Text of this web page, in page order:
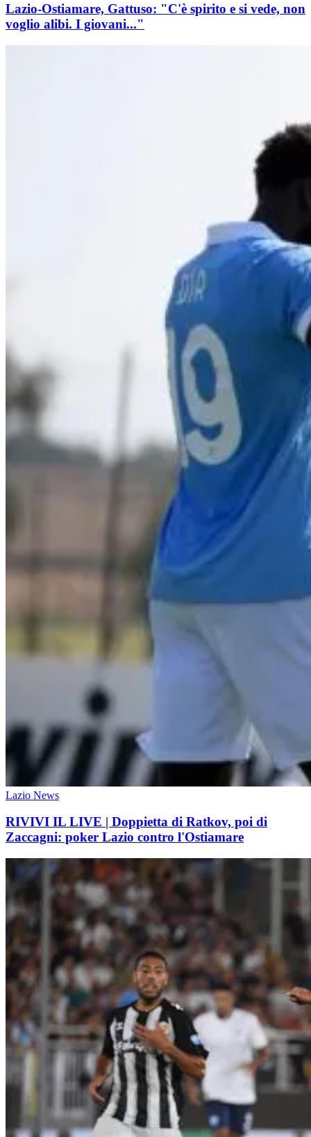
Lazio-Ostiamare, Gattuso: "C'è spirito e si vede, non
voglio alibi. I giovani..."
Lazio News
RIVIVI IL LIVE | Doppietta di Ratkov, poi di
Zaccagni: poker Lazio contro l'Ostiamare